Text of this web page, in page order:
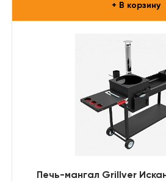
+ В корзину
Печь-мангал Grillver